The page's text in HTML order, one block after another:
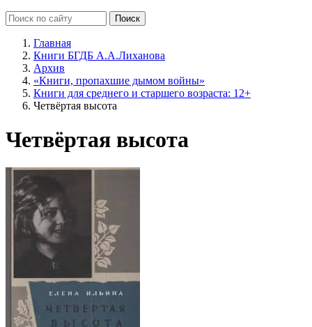
Главная
Книги БГДБ А.А.Лиханова
Архив
«Книги, пропахшие дымом войны»
Книги для среднего и старшего возраста: 12+
Четвёртая высота
Четвёртая высота